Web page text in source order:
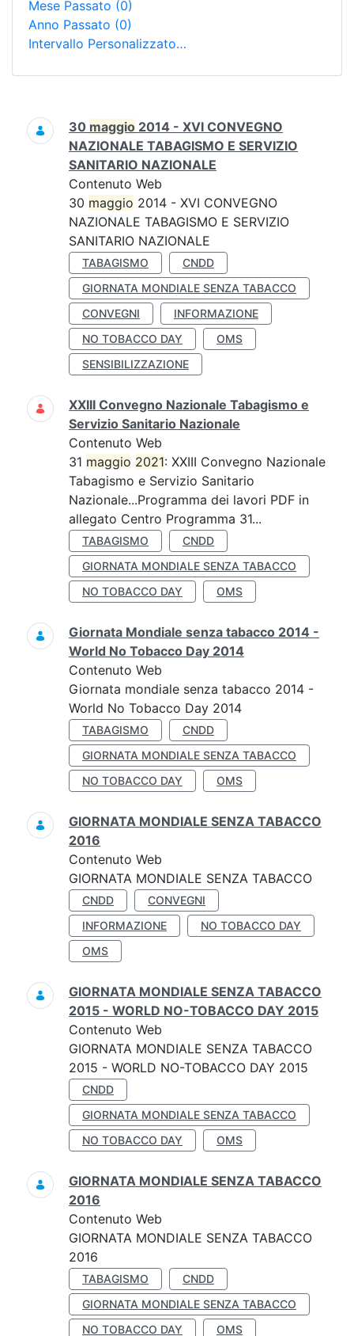
Mese Passato (0)
Anno Passato (0)
Intervallo Personalizzato…
Ricerca
30 maggio 2014 - XVI CONVEGNO
NAZIONALE TABAGISMO E SERVIZIO
SANITARIO NAZIONALE
Contenuto Web
30 maggio 2014 - XVI CONVEGNO
NAZIONALE TABAGISMO E SERVIZIO
SANITARIO NAZIONALE
TABAGISMO
CNDD
GIORNATA MONDIALE SENZA TABACCO
CONVEGNI
INFORMAZIONE
NO TOBACCO DAY
OMS
SENSIBILIZZAZIONE
XXIII Convegno Nazionale Tabagismo e
Servizio Sanitario Nazionale
Contenuto Web
31 maggio 2021: XXIII Convegno Nazionale
Tabagismo e Servizio Sanitario
Nazionale...Programma dei lavori PDF in
allegato Centro Programma 31...
TABAGISMO
CNDD
GIORNATA MONDIALE SENZA TABACCO
NO TOBACCO DAY
OMS
Giornata Mondiale senza tabacco 2014 -
World No Tobacco Day 2014
Contenuto Web
Giornata mondiale senza tabacco 2014 -
World No Tobacco Day 2014
TABAGISMO
CNDD
GIORNATA MONDIALE SENZA TABACCO
NO TOBACCO DAY
OMS
GIORNATA MONDIALE SENZA TABACCO
2016
Contenuto Web
GIORNATA MONDIALE SENZA TABACCO
CNDD
CONVEGNI
INFORMAZIONE
NO TOBACCO DAY
OMS
GIORNATA MONDIALE SENZA TABACCO
2015 - WORLD NO-TOBACCO DAY 2015
Contenuto Web
GIORNATA MONDIALE SENZA TABACCO
2015 - WORLD NO-TOBACCO DAY 2015
CNDD
GIORNATA MONDIALE SENZA TABACCO
NO TOBACCO DAY
OMS
GIORNATA MONDIALE SENZA TABACCO
2016
Contenuto Web
GIORNATA MONDIALE SENZA TABACCO
2016
TABAGISMO
CNDD
GIORNATA MONDIALE SENZA TABACCO
NO TOBACCO DAY
OMS